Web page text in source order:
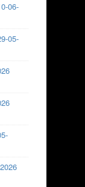
06-
05-